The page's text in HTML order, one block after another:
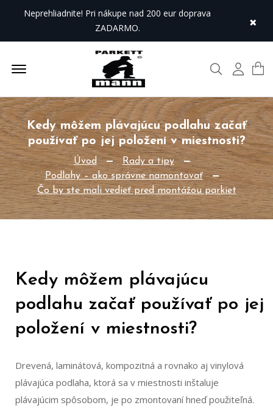
Neprehliadnite! Pri nákupe nad 200 eur doprava
ZADARMO.
×
Offcanvas Menu Open Hľadať Môj
Kedy môžem plávajúcu podlahu začať
používať po jej položení v miestnosti?
Úvod
Rady a tipy
Podlahy – ako správne namontovať
Čo by ste mali vedieť pred montážou parkiet
Kedy môžem plávajúcu
podlahu začať používať po jej
položení v miestnosti?
Drevená, laminátová, kompozitná a rovnako aj vinylová
plávajúca podlaha, ktorá sa v miestnosti inštaluje
plávajúcim spôsobom, je po zmontovaní hneď použiteľná.